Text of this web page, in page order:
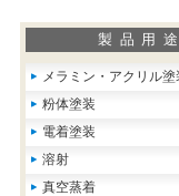
製品用途
メラミン・アクリル塗
粉体塗装
電着塗装
溶射
真空蒸着